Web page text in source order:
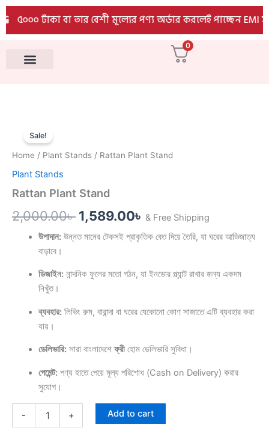
Skip
to
content
৫০০০ টাকা বা তার বেশী মূল্যের পণ্য অর্ডার করলেই পাচ্ছেন EMI
0
Sale!
Home / Plant Stands / Rattan Plant Stand
Plant Stands
Rattan Plant Stand
2,000.00৳
price
2,000.00৳ .
1,589.00৳
price
& Free Shipping
উপাদান:উন্নত মানের টেকসই প্রাকৃতিক বেত দিয়ে তৈরি, যা ঘরের আভিজাত্য
বাড়াবে।
ডিজাইন:নান্দনিক ফুলের মতো গঠন, যা ইনডোর প্ল্যান্ট রাখার জন্য একদম
নিখুঁত।
ব্যবহার:লিভিং রুম, বারান্দা বা ঘরের যেকোনো কোণ সাজাতে এটি ব্যবহার করা
যায়।
ডেলিভারি:সারা বাংলাদেশেফ্রীহোম ডেলিভারি সুবিধা।
পেমেন্ট:পণ্য হাতে পেয়ে মূল্য পরিশোধ (Cash on Delivery) করার
সুযোগ।
-
Plant
Stand
quantity
+ Add to cart
quantity